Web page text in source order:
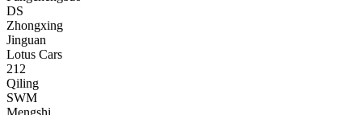
DS
Zhongxing
Jinguan
Lotus Cars
212
Qiling
SWM